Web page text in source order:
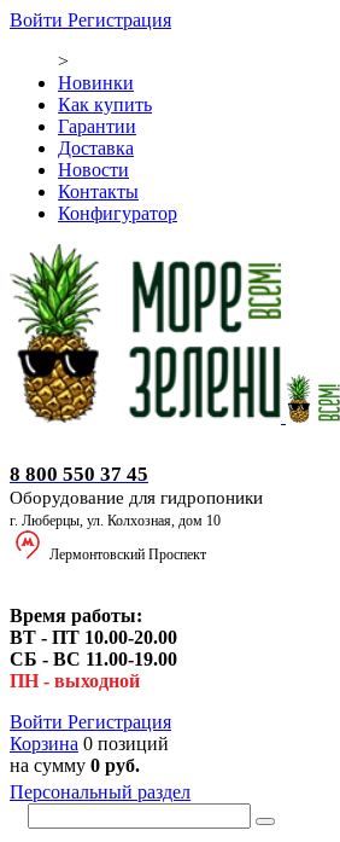
Войти Регистрация
>
Новинки
Как купить
Гарантии
Доставка
Новости
Контакты
Конфигуратор
8 800 550 37 45
Оборудование для гидропоники
г. Люберцы, ул. Колхозная, дом 10
Лермонтовский Проспект
Время работы:
ВТ - ПТ 10.00-20.00
СБ - ВС 11.00-19.00
ПН - выходной
Войти Регистрация
Корзина 0 позиций
на сумму 0 руб.
Персональный раздел